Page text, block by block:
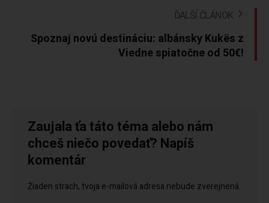
ĎALŠÍ ČLÁNOK
Spoznaj novú destináciu: albánsky Kukës z
Viedne spiatočne od 50€!
Zaujala ťa táto téma alebo nám
chceš niečo povedať? Napíš
komentár
Žiaden strach, tvoja e-mailová adresa nebude zverejnená.